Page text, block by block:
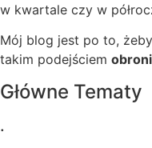
w kwartale czy w
Mój blog jest po to,
takim podejściem
Główne Tematy
.